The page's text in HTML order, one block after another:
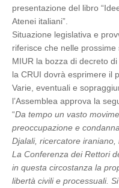
presentazione del libro
Atenei italiani”.
Situazione legislativa e
riferisce che nelle
MIUR la bozza di decreto
la CRUI dovrà esprimere il
Varie, eventuali e
l’Assemblea approva la
“Da tempo un vasto
preoccupazione e
Djalali, ricercatore iraniano,
La Conferenza dei Rettori
in questa circostanza la
libertà civili e processuali.